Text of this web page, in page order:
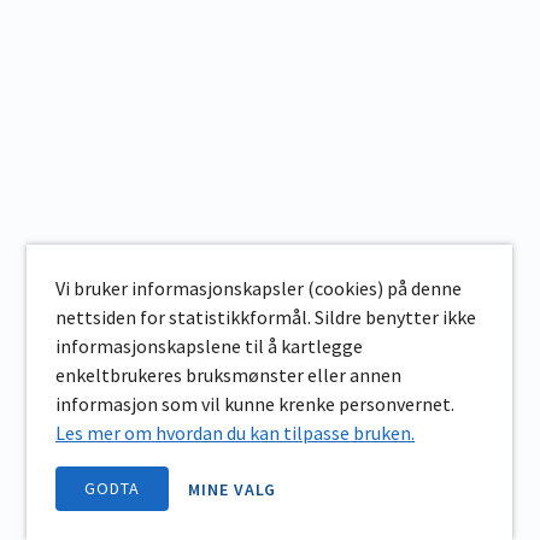
Vi bruker informasjonskapsler (cookies) på denne
nettsiden for statistikkformål. Sildre benytter ikke
informasjonskapslene til å kartlegge
enkeltbrukeres bruksmønster eller annen
informasjon som vil kunne krenke personvernet.
Les mer om hvordan du kan tilpasse bruken.
GODTA MINE VALG